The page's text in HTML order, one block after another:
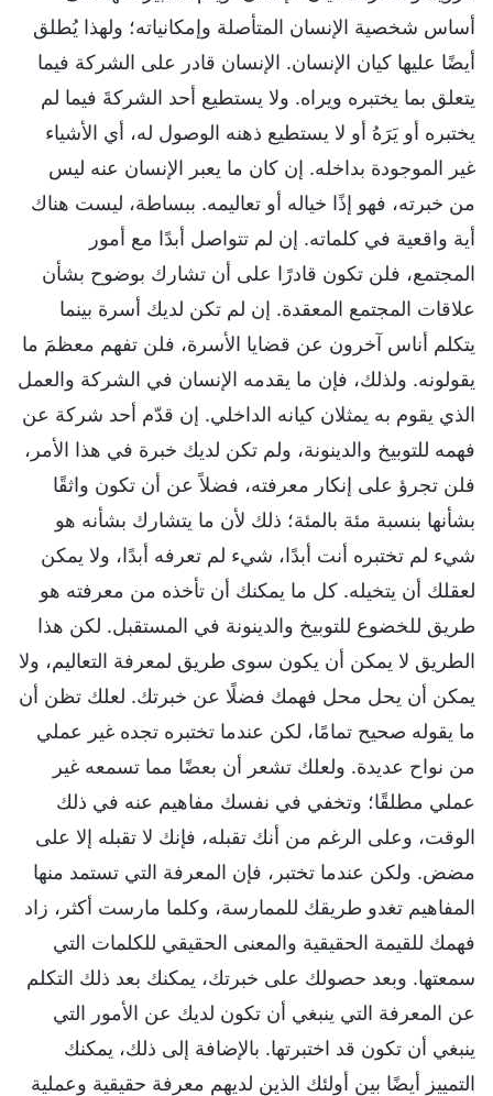
أساس شخصية الإنسان المتأصلة وإمكانياته؛ ولهذا يُطلق
أيضًا عليها كيان الإنسان. الإنسان قادر على الشركة فيما
يتعلق بما يختبره ويراه. ولا يستطيع أحد الشركةَ فيما لم
يختبره أو يَرَهُ أو لا يستطيع ذهنه الوصول له، أي الأشياء
غير الموجودة بداخله. إن كان ما يعبر الإنسان عنه ليس
من خبرته، فهو إذًا خياله أو تعاليمه. ببساطة، ليست هناك
أية واقعية في كلماته. إن لم تتواصل أبدًا مع أمور
المجتمع، فلن تكون قادرًا على أن تشارك بوضوح بشأن
علاقات المجتمع المعقدة. إن لم تكن لديك أسرة بينما
يتكلم أناس آخرون عن قضايا الأسرة، فلن تفهم معظمَ ما
يقولونه. ولذلك، فإن ما يقدمه الإنسان في الشركة والعمل
الذي يقوم به يمثلان كيانه الداخلي. إن قدّم أحد شركة عن
فهمه للتوبيخ والدينونة، ولم تكن لديك خبرة في هذا الأمر،
فلن تجرؤ على إنكار معرفته، فضلاً عن أن تكون واثقًا
بشأنها بنسبة مئة بالمئة؛ ذلك لأن ما يتشارك بشأنه هو
شيء لم تختبره أنت أبدًا، شيء لم تعرفه أبدًا، ولا يمكن
لعقلك أن يتخيله. كل ما يمكنك أن تأخذه من معرفته هو
طريق للخضوع للتوبيخ والدينونة في المستقبل. لكن هذا
الطريق لا يمكن أن يكون سوى طريق لمعرفة التعاليم، ولا
يمكن أن يحل محل فهمك فضلًا عن خبرتك. لعلك تظن أن
ما يقوله صحيح تمامًا، لكن عندما تختبره تجده غير عملي
من نواح عديدة. ولعلك تشعر أن بعضًا مما تسمعه غير
عملي مطلقًا؛ وتخفي في نفسك مفاهيم عنه في ذلك
الوقت، وعلى الرغم من أنك تقبله، فإنك لا تقبله إلا على
مضض. ولكن عندما تختبر، فإن المعرفة التي تستمد منها
المفاهيم تغدو طريقك للممارسة، وكلما مارست أكثر، زاد
فهمك للقيمة الحقيقية والمعنى الحقيقي للكلمات التي
سمعتها. وبعد حصولك على خبرتك، يمكنك بعد ذلك التكلم
عن المعرفة التي ينبغي أن تكون لديك عن الأمور التي
ينبغي أن تكون قد اختبرتها. بالإضافة إلى ذلك، يمكنك
التمييز أيضًا بين أولئك الذين لديهم معرفة حقيقية وعملية